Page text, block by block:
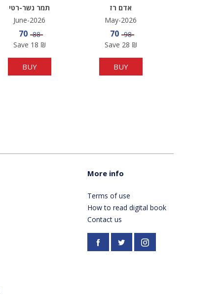
תמר נשר-רטי
June-2026
Sale price
70 Price
88
Save 18 ₪
BUY
אדם רז
May-2026
Sale price
70 Price
98
Save 28 ₪
BUY
More info
Terms of use
How to read digital book
Contact us
Facebookhttps://twitter.com/
Instagram